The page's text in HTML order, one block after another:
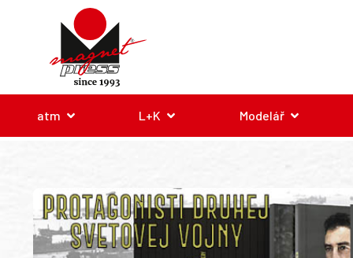
atm L+K Modelář